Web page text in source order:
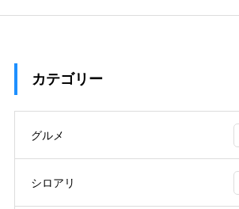
カテゴリー
グルメ
シロアリ